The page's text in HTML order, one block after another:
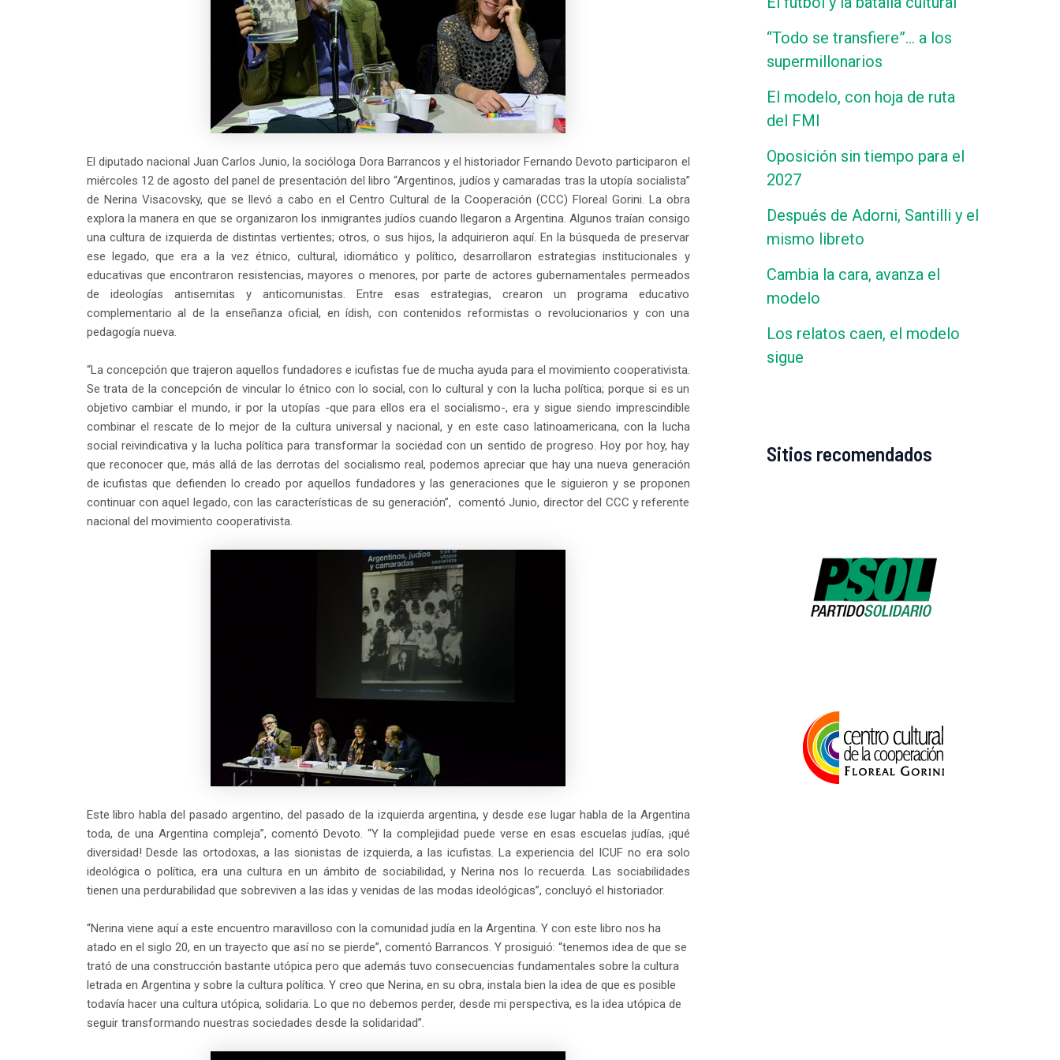
El diputado nacional Juan Carlos Junio, la socióloga Dora Barrancos y el historiador Fernando Devoto participaron el
miércoles 12 de agosto del panel de presentación del libro “Argentinos, judíos y camaradas tras la utopía socialista”
de Nerina Visacovsky, que se llevó a cabo en el Centro Cultural de la Cooperación (CCC) Floreal Gorini. La obra
explora la manera en que se organizaron los inmigrantes judíos cuando llegaron a Argentina. Algunos traían consigo
una cultura de izquierda de distintas vertientes; otros, o sus hijos, la adquirieron aquí. En la búsqueda de preservar
ese legado, que era a la vez étnico, cultural, idiomático y político, desarrollaron estrategias institucionales y
educativas que encontraron resistencias, mayores o menores, por parte de actores gubernamentales permeados
de ideologías antisemitas y anticomunistas. Entre esas estrategias, crearon un programa educativo
complementario al de la enseñanza oficial, en ídish, con contenidos reformistas o revolucionarios y con una
pedagogía nueva.
“La concepción que trajeron aquellos fundadores e icufistas fue de mucha ayuda para el movimiento cooperativista.
Se trata de la concepción de vincular lo étnico con lo social, con lo cultural y con la lucha política; porque si es un
objetivo cambiar el mundo, ir por la utopías -que para ellos era el socialismo-, era y sigue siendo imprescindible
combinar el rescate de lo mejor de la cultura universal y nacional, y en este caso latinoamericana, con la lucha
social reivindicativa y la lucha política para transformar la sociedad con un sentido de progreso. Hoy por hoy, hay
que reconocer que, más allá de las derrotas del socialismo real, podemos apreciar que hay una nueva generación
de icufistas que defienden lo creado por aquellos fundadores y las generaciones que le siguieron y se proponen
continuar con aquel legado, con las características de su generación”, comentó Junio, director del CCC y referente
nacional del movimiento cooperativista.
Este libro habla del pasado argentino, del pasado de la izquierda argentina, y desde ese lugar habla de la Argentina
toda, de una Argentina compleja”, comentó Devoto. “Y la complejidad puede verse en esas escuelas judías, ¡qué
diversidad! Desde las ortodoxas, a las sionistas de izquierda, a las icufistas. La experiencia del ICUF no era solo
ideológica o política, era una cultura en un ámbito de sociabilidad, y Nerina nos lo recuerda. Las sociabilidades
tienen una perdurabilidad que sobreviven a las idas y venidas de las modas ideológicas”, concluyó el historiador.
“Nerina viene aquí a este encuentro maravilloso con la comunidad judía en la Argentina. Y con este libro nos ha
atado en el siglo 20, en un trayecto que así no se pierde”, comentó Barrancos. Y prosiguió: “tenemos idea de que se
trató de una construcción bastante utópica pero que además tuvo consecuencias fundamentales sobre la cultura
letrada en Argentina y sobre la cultura política. Y creo que Nerina, en su obra, instala bien la idea de que es posible
todavía hacer una cultura utópica, solidaria. Lo que no debemos perder, desde mi perspectiva, es la idea utópica de
seguir transformando nuestras sociedades desde la solidaridad”.
“Todo se transfiere”… a los
supermillonarios
El modelo, con hoja de ruta
del FMI
Oposición sin tiempo para el
2027
Después de Adorni, Santilli y el
mismo libreto
Cambia la cara, avanza el
modelo
Los relatos caen, el modelo
sigue
Sitios recomendados